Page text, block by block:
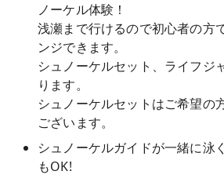
ノーケル体験！
浅瀬まで行けるので初心者の方
ンジできます。
シュノーケルセット、ライフジ
ります。
シュノーケルセットはご希望の
ございます。
シュノーケルガイドが一緒に泳
もOK!